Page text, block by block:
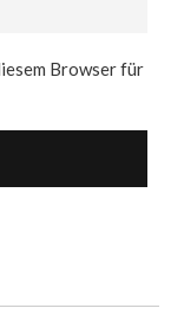
Browser für